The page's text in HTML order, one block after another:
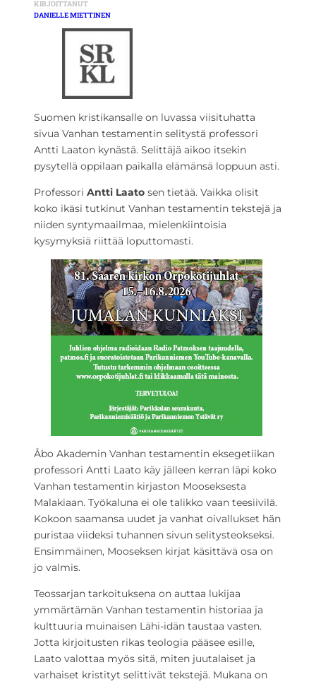
KIRJOITTANUT
DANIELLE MIETTINEN
Suomen kristikansalle on luvassa viisituhatta
sivua Vanhan testamentin selitystä professori
Antti Laaton kynästä. Selittäjä aikoo itsekin
pysytellä oppilaan paikalla elämänsä loppuun asti.
Professori Antti Laato sen tietää. Vaikka olisit
koko ikäsi tutkinut Vanhan testamentin tekstejä ja
niiden syntymaailmaa, mielenkiintoisia
kysymyksiä riittää loputtomasti.
Åbo Akademin Vanhan testamentin eksegetiikan
professori Antti Laato käy jälleen kerran läpi koko
Vanhan testamentin kirjaston Mooseksesta
Malakiaan. Työkaluna ei ole talikko vaan teesiivilä.
Kokoon saamansa uudet ja vanhat oivallukset hän
puristaa viideksi tuhannen sivun selitysteokseksi.
Ensimmäinen, Mooseksen kirjat käsittävä osa on
jo valmis.
Teossarjan tarkoituksena on auttaa lukijaa
ymmärtämän Vanhan testamentin historiaa ja
kulttuuria muinaisen Lähi-idän taustaa vasten.
Jotta kirjoitusten rikas teologia pääsee esille,
Laato valottaa myös sitä, miten juutalaiset ja
varhaiset kristityt selittivät tekstejä. Mukana on